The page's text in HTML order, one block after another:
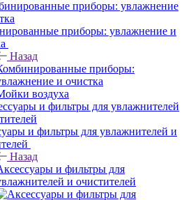
приборы: увлажнение и
Назад
приборы:
и очистка
воздуха
и фильтры для увлажнителей и
Назад
и фильтры для
и очистителей